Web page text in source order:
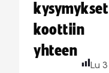
kysymykset
koottiin
yhteen
Lu 3